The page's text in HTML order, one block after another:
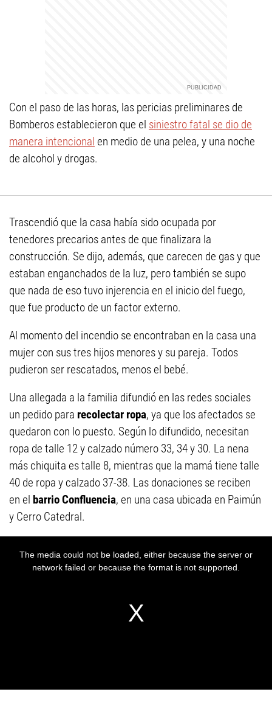
Con el paso de las horas, las pericias preliminares de
Bomberos establecieron que el siniestro fatal se dio de
manera intencional en medio de una pelea, y una noche
de alcohol y drogas.
Trascendió que la casa había sido ocupada por
tenedores precarios antes de que finalizara la
construcción. Se dijo, además, que carecen de gas y que
estaban enganchados de la luz, pero también se supo
que nada de eso tuvo injerencia en el inicio del fuego,
que fue producto de un factor externo.
Al momento del incendio se encontraban en la casa una
mujer con sus tres hijos menores y su pareja. Todos
pudieron ser rescatados, menos el bebé.
Una allegada a la familia difundió en las redes sociales
un pedido para recolectar ropa, ya que los afectados se
quedaron con lo puesto. Según lo difundido, necesitan
ropa de talle 12 y calzado número 33, 34 y 30. La nena
más chiquita es talle 8, mientras que la mamá tiene talle
40 de ropa y calzado 37-38. Las donaciones se reciben
en el barrio Confluencia, en una casa ubicada en Paimún
y Cerro Catedral.